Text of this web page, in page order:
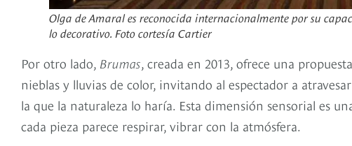
Olga de Amaral es reconocida internacionalmente por su
lo decorativo. Foto cortesía Cartier
Por otro lado, Brumas , creada en 2013, ofrece una
nieblas y lluvias de color, invitando al espectador a
la que la naturaleza lo haría. Esta dimensión sensorial es
cada pieza parece respirar, vibrar con la atmósfera.